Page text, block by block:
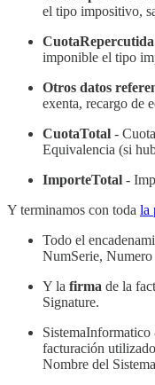
el tipo impositivo,
CuotaRepercutida
imponible el tipo
Otros datos
exenta, recargo de
CuotaTotal -
Equivalencia (si
ImporteTotal -
Y terminamos con toda la
Todo el
NumSerie,
Y la firma de la
Signature.
facturación
Nombre del